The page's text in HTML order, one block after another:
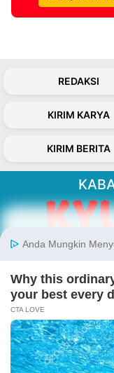
REDAKSI
KIRIM KARYA
KIRIM BERITA